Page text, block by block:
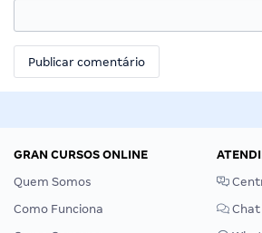
GRAN CURSOS ONLINE
Quem Somos
Como Funciona
Chat